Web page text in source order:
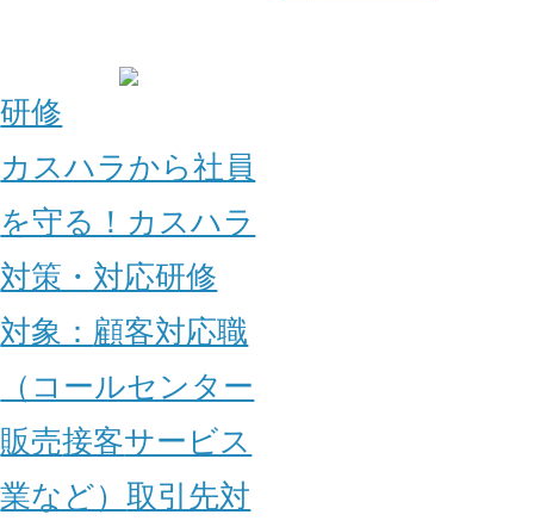
研修
カスハラから社員
を守る！カスハラ
対策・対応研修
対象： 顧客対応職
（コールセンター
販売接客サービス
業など）取引先対